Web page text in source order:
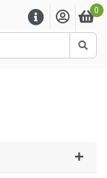
0